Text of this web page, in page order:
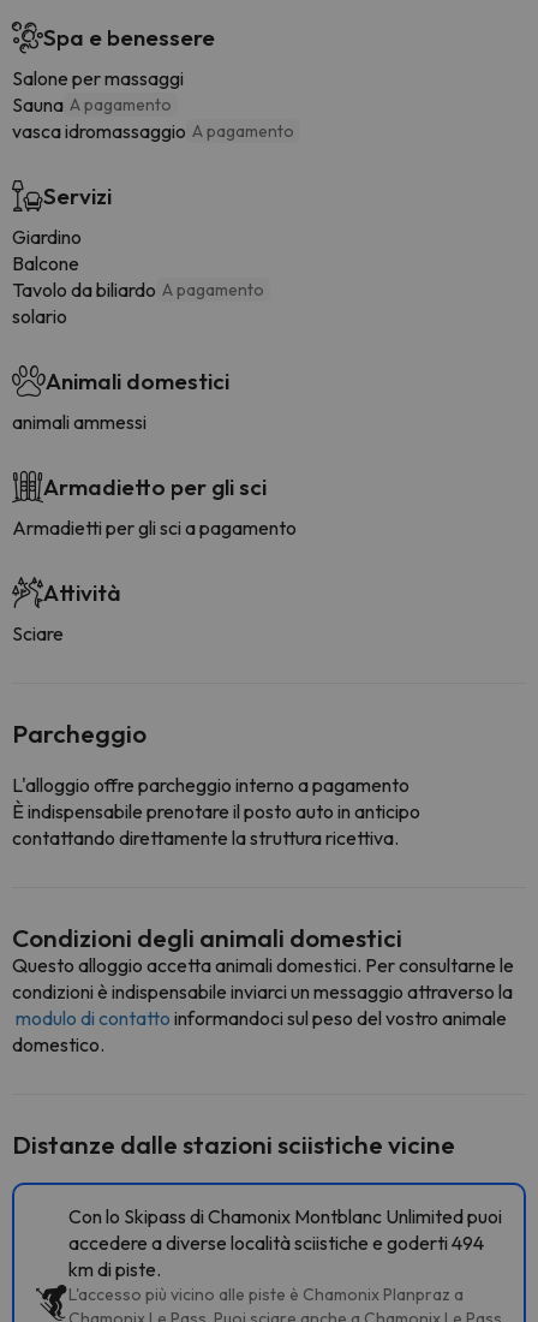
Spa e benessere
Salone per massaggi
Sauna A pagamento
vasca idromassaggio A pagamento
Servizi
Giardino
Balcone
Tavolo da biliardo A pagamento
solario
Animali domestici
animali ammessi
Armadietto per gli sci
Armadietti per gli sci a pagamento
Attività
Sciare
Parcheggio
L'alloggio offre parcheggio interno a pagamento
È indispensabile prenotare il posto auto in anticipo
contattando direttamente la struttura ricettiva.
Condizioni degli animali domestici
Questo alloggio accetta animali domestici. Per consultarne le
condizioni è indispensabile inviarci un messaggio attraverso la
modulo di contatto informandoci sul peso del vostro animale
domestico.
Distanze dalle stazioni sciistiche vicine
Con lo Skipass di Chamonix Montblanc Unlimited puoi
accedere a diverse località sciistiche e goderti 494
km di piste.
L'accesso più vicino alle piste è Chamonix Planpraz a